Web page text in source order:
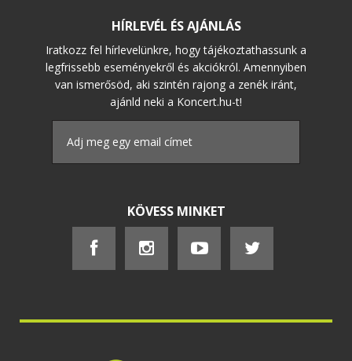
HÍRLEVÉL ÉS AJÁNLÁS
Iratkozz fel hírlevelünkre, hogy tájékoztathassunk a
legfrissebb eseményekről és akciókról. Amennyiben
van ismerősöd, aki szintén rajong a zenék iránt,
ajánld neki a Koncert.hu-t!
KÖVESS MINKET